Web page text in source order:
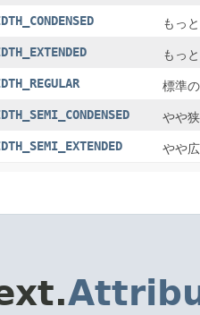
もっ
もっ
標準
やや
やや